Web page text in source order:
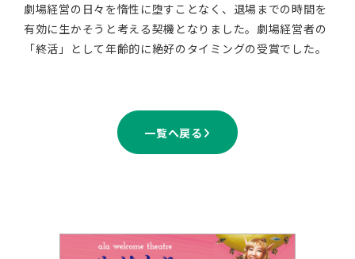
劇場経営の日々を惰性に堕すことなく、退場までの時間を
有効に生かそうと考える契機となりました。劇場経営者の
「終活」として年齢的に絶好のタイミングの受賞でした。
一覧へ戻る